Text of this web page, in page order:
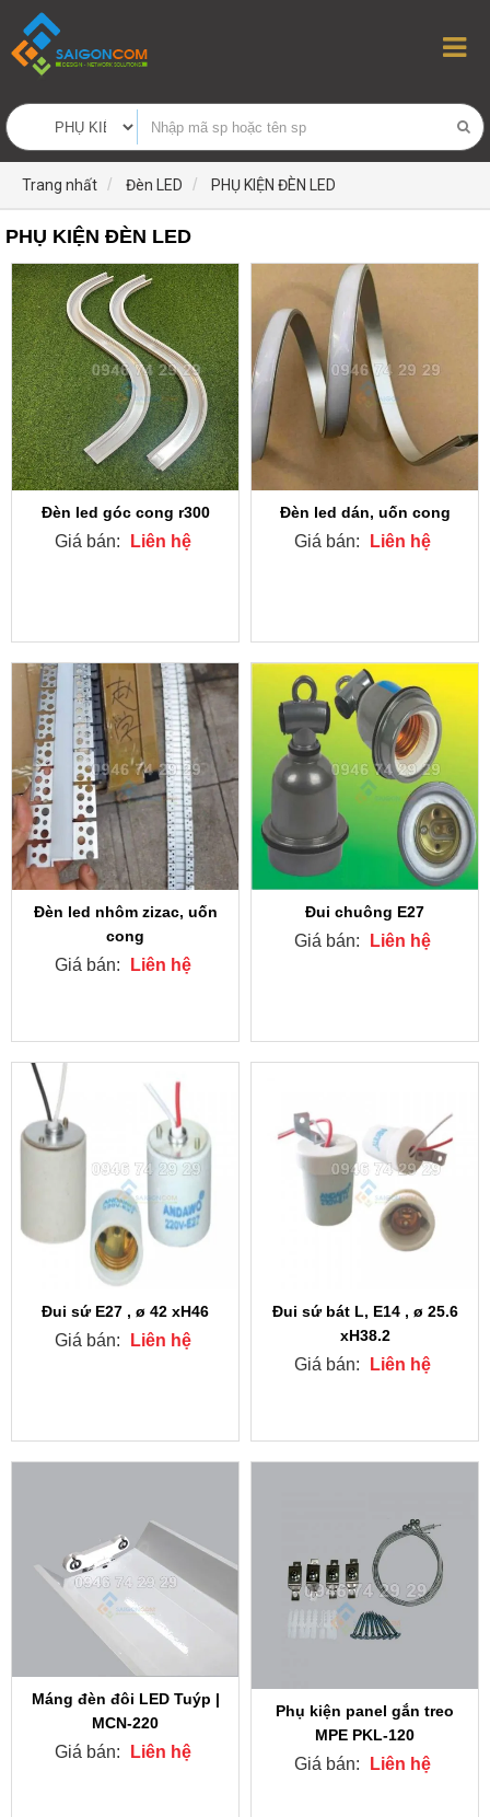
Trang nhất Đèn LED PHỤ KIỆN ĐÈN LED
PHỤ KIỆN ĐÈN LED
Đèn led góc cong r300
Giá bán: Liên hệ
Đèn led dán, uốn cong
Giá bán: Liên hệ
Đèn led nhôm zizac, uốn
cong
Giá bán: Liên hệ
Đui chuông E27
Giá bán: Liên hệ
Đui sứ E27 , ø 42 xH46
Giá bán: Liên hệ
Đui sứ bát L, E14 , ø 25.6
xH38.2
Giá bán: Liên hệ
Máng đèn đôi LED Tuýp |
MCN-220
Giá bán: Liên hệ
Phụ kiện panel gắn treo
MPE PKL-120
Giá bán: Liên hệ